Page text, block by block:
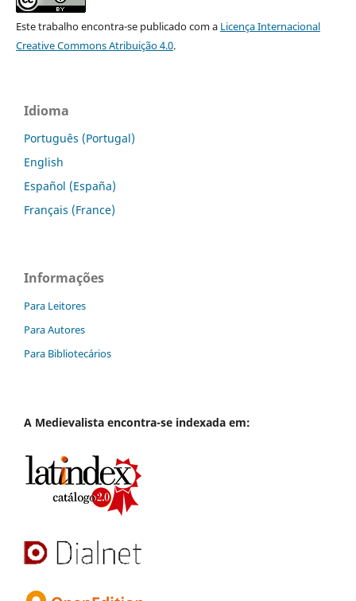
Este trabalho encontra-se publicado com a Licença Internacional
Creative Commons Atribuição 4.0.
Idioma
Português (Portugal)
English
Español (España)
Français (France)
Informações
Para Leitores
Para Autores
Para Bibliotecários
A Medievalista encontra-se indexada em: